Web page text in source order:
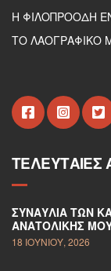
Η ΦΙΛΟΠΡΟΟΔΗ
ΤΟ ΛΑΟΓΡΑΦΙΚΟ
ΤΕΛΕΥΤΑΊΕΣ
ΣΥΝΑΥΛΊΑ ΤΩΝ
ΑΝΑΤΟΛΙΚΉΣ
18 ΙΟΥΝΊΟΥ, 2026